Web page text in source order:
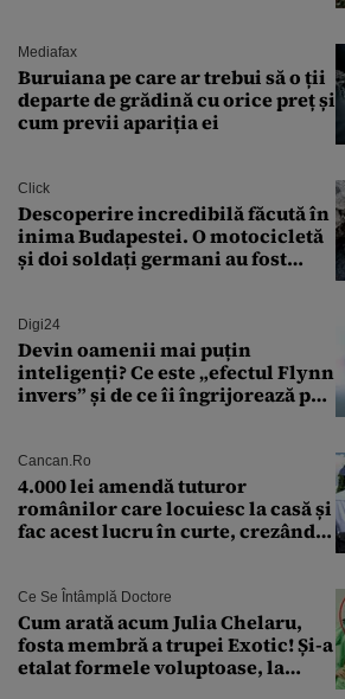
Mediafax
Buruiana pe care ar trebui să o ții
departe de grădină cu orice preț și
cum previi apariția ei
Click
Descoperire incredibilă făcută în
inima Budapestei. O motocicletă
și doi soldați germani au fost
Digi24
Devin oamenii mai puțin
inteligenți? Ce este „efectul Flynn
invers” și de ce îi îngrijorează pe
Cancan.ro
4.000 lei amendă tuturor
românilor care locuiesc la casă și
fac acest lucru în curte, crezând
Ce Se Întâmplă Doctore
Cum arată acum Julia Chelaru,
fosta membră a trupei Exotic! Și-a
etalat formele voluptoase, la